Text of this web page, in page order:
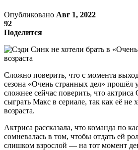
Опубликовано Авг 1, 2022
92
Поделится
Сложно поверить, что с момента
сезона «Очень странных дел» прошёл
сложнее сейчас поверить, что
сыграть Макс в сериале, так как её не
возраста.
Актриса рассказала, что команда по
сомневалась в том, чтобы отдать ей
слишком взрослой ― на тот момент